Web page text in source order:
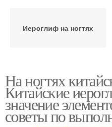
Иероглиф на ногтях
На ногтях
Китайские
значение
советы по